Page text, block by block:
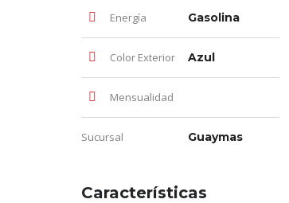
Energía Gasolina
Color Exterior Azul
Mensualidad
Sucursal Guaymas
Características